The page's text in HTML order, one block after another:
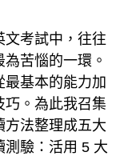
考試中，往往
苦惱的一環。
基本的能力加
巧。為此我召集
方法整理成五大
測驗：活用 5 大